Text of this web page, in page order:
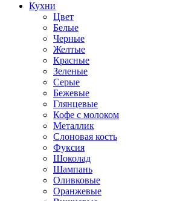
Кухни
Цвет
Белые
Черные
Желтые
Красные
Зеленые
Серые
Бежевые
Глянцевые
Кофе с молоком
Металлик
Слоновая кость
Фуксия
Шоколад
Шампань
Оливковые
Оранжевые